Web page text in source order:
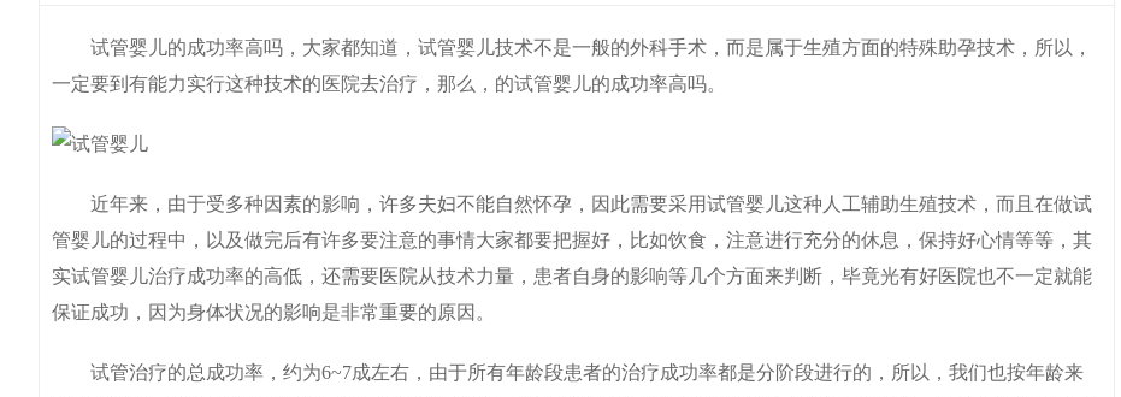
试管婴儿的成功率高吗，大家都知道，试管婴儿技术不是一般的外科手术，而是属于生殖方面的特殊助孕技术，所以，
一定要到有能力实行这种技术的医院去治疗，那么，的试管婴儿的成功率高吗。
近年来，由于受多种因素的影响，许多夫妇不能自然怀孕，因此需要采用试管婴儿这种人工辅助生殖技术，而且在做试
管婴儿的过程中，以及做完后有许多要注意的事情大家都要把握好，比如饮食，注意进行充分的休息，保持好心情等等，其
实试管婴儿治疗成功率的高低，还需要医院从技术力量，患者自身的影响等几个方面来判断，毕竟光有好医院也不一定就能
保证成功，因为身体状况的影响是非常重要的原因。
试管治疗的总成功率，约为6~7成左右，由于所有年龄段患者的治疗成功率都是分阶段进行的，所以，我们也按年龄来